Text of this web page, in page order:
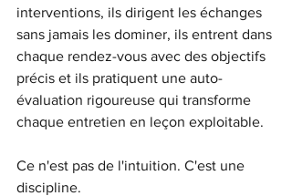
interventions, ils dirigent les échanges
sans jamais les dominer, ils entrent dans
chaque rendez-vous avec des objectifs
précis et ils pratiquent une auto-
évaluation rigoureuse qui transforme
chaque entretien en leçon exploitable.
Ce n'est pas de l'intuition. C'est une
discipline.